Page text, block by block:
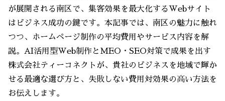
が展開される南区で、集客効果を最大化するWebサイト
はビジネス成功の鍵です。本記事では、南区の魅力に触れ
つつ、ホームページ制作の平均費用やサービス内容を解
説。AI活用型Web制作とMEO・SEO対策で成果を出す
株式会社ティーコネクトが、貴社のビジネスを地域で輝か
せる最適な選び方と、失敗しない費用対効果の高い方法を
お伝えします。